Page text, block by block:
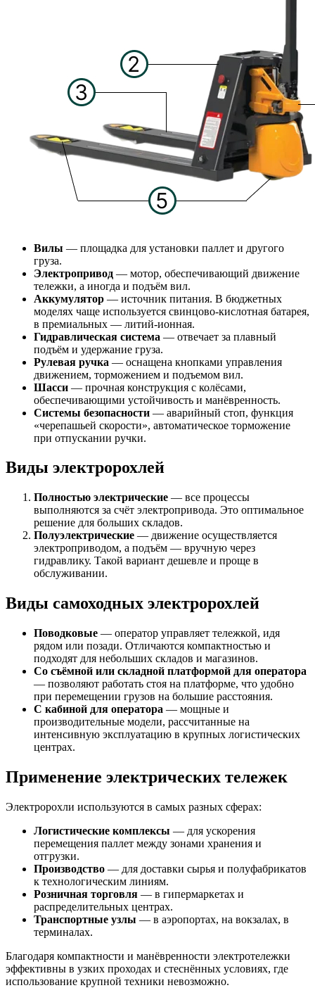
Вилы — площадка для установки паллет и другого
груза.
Электропривод — мотор, обеспечивающий движение
тележки, а иногда и подъём вил.
Аккумулятор — источник питания. В бюджетных
моделях чаще используется свинцово-кислотная батарея,
в премиальных — литий-ионная.
Гидравлическая система — отвечает за плавный
подъём и удержание груза.
Рулевая ручка — оснащена кнопками управления
движением, торможением и подъемом вил.
Шасси — прочная конструкция с колёсами,
обеспечивающими устойчивость и манёвренность.
Системы безопасности — аварийный стоп, функция
«черепашьей скорости», автоматическое торможение
при отпускании ручки.
Виды электророхлей
Полностью электрические — все процессы
выполняются за счёт электропривода. Это оптимальное
решение для больших складов.
Полуэлектрические — движение осуществляется
электроприводом, а подъём — вручную через
гидравлику. Такой вариант дешевле и проще в
обслуживании.
Виды самоходных электророхлей
Поводковые — оператор управляет тележкой, идя
рядом или позади. Отличаются компактностью и
подходят для небольших складов и магазинов.
Со съёмной или складной платформой для оператора
— позволяют работать стоя на платформе, что удобно
при перемещении грузов на большие расстояния.
С кабиной для оператора — мощные и
производительные модели, рассчитанные на
интенсивную эксплуатацию в крупных логистических
центрах.
Применение электрических тележек
Электророхли используются в самых разных сферах:
Логистические комплексы — для ускорения
перемещения паллет между зонами хранения и
отгрузки.
Производство — для доставки сырья и полуфабрикатов
к технологическим линиям.
Розничная торговля — в гипермаркетах и
распределительных центрах.
Транспортные узлы — в аэропортах, на вокзалах, в
терминалах.
Благодаря компактности и манёвренности электротележки
эффективны в узких проходах и стеснённых условиях, где
использование крупной техники невозможно.